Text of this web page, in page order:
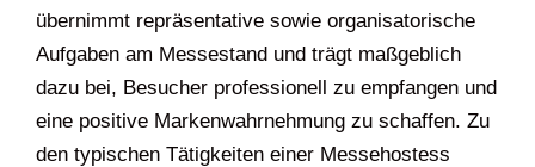
übernimmt repräsentative sowie organisatorische
Aufgaben am Messestand und trägt maßgeblich
dazu bei, Besucher professionell zu empfangen und
eine positive Markenwahrnehmung zu schaffen. Zu
den typischen Tätigkeiten einer Messehostess